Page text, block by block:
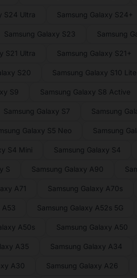
S24 Ultra Samsung Galaxy S24+
Samsung Galaxy S23 Samsung
S21 Ultra Samsung Galaxy S21+
S20 Samsung Galaxy S10 Lite
S9 Samsung Galaxy S8 Active
Samsung Galaxy S7 Samsung
Galaxy S5 Neo Samsung
S4 Mini Samsung Galaxy S4
S Samsung Galaxy A90
A71 Samsung Galaxy A70s
A53 Samsung Galaxy A52s 5G
A50s Samsung Galaxy A50
A35 Samsung Galaxy A34
A30 Samsung Galaxy A26